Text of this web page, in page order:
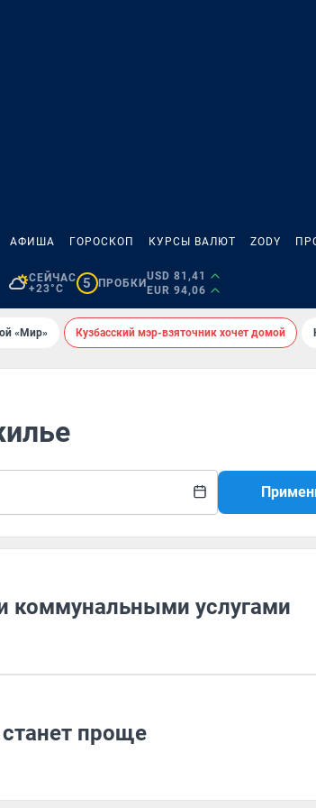
АФИША ГОРОСКОП КУРСЫ ВАЛЮТ ZODY
СЕЙЧАС
+23°C
5 ПРОБКИ
USD 81,41
EUR 94,06
«Мир» Кузбасский мэр-взяточник хочет домой
коммунальными услугами
проще